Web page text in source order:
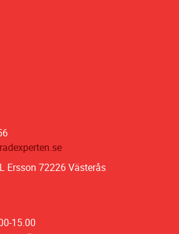
Ersson 72226 Västerås
15.00